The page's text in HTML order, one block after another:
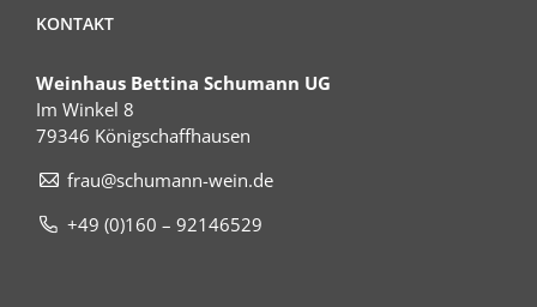
KONTAKT
Weinhaus Bettina Schumann UG
Im Winkel 8
79346 Königschaffhausen
frau@schumann-wein.de
+49 (0)160 – 92146529